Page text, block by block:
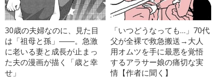
30歳の夫婦なのに、見た目
は「祖母と孫」――。急激
に老いる妻と成長が止まっ
た夫の漫画が描く「歳と幸
せ」
「いつどうなっても…」70代
父が全裸で救急搬送→大人
用オムツを手に最悪を覚悟
するアラサー娘の痛切な実
情【作者に聞く】